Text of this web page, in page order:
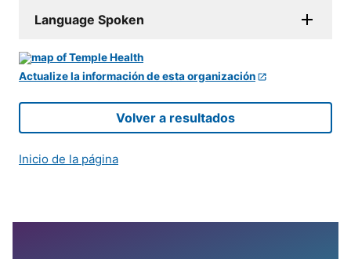
Language Spoken
Actualize la información de esta organización
Volver a resultados
Inicio de la página